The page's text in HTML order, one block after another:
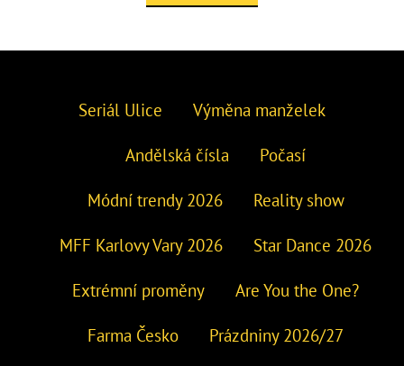
Seriál Ulice Výměna manželek
Andělská čísla Počasí
Módní trendy 2026 Reality show
MFF Karlovy Vary 2026 Star Dance 2026
Extrémní proměny Are You the One?
Farma Česko Prázdniny 2026/27